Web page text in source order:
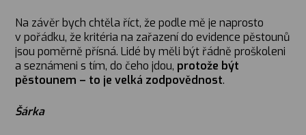
Na závěr bych chtěla říct, že podle mě je naprosto
v pořádku, že kritéria na zařazení do evidence pěstounů
jsou poměrně přísná. Lidé by měli být řádně proškoleni
a seznámeni s tím, do čeho jdou, protože být
pěstounem – to je velká zodpovědnost.
Šárka